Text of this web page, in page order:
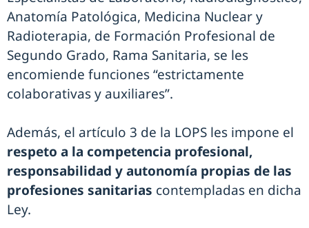
Anatomía Patológica, Medicina Nuclear y
Radioterapia, de Formación Profesional de
Segundo Grado, Rama Sanitaria, se les
encomiende funciones “estrictamente
colaborativas y auxiliares”.
Además, el artículo 3 de la LOPS les impone el
respeto a la competencia profesional,
responsabilidad y autonomía propias de las
profesiones sanitarias contempladas en dicha
Ley.